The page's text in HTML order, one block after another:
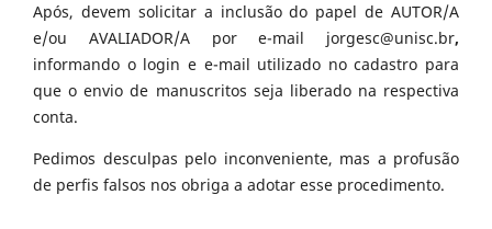
Após, devem solicitar a inclusão do papel de AUTOR/A
e/ou AVALIADOR/A por e-mail jorgesc@unisc.br,
informando o login e e-mail utilizado no cadastro para
que o envio de manuscritos seja liberado na respectiva
conta.
Pedimos desculpas pelo inconveniente, mas a profusão
de perfis falsos nos obriga a adotar esse procedimento.